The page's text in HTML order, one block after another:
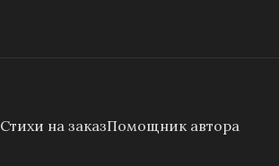
Стихи на заказПомощник автора